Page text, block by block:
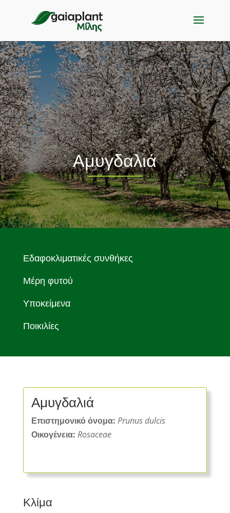
Αμυγδαλιά
Εδαφοκλιματικές συνθήκες
Μέρη φυτού
Υποκείμενα
Ποικιλίες
Αμυγδαλιά
Επιστημονικό όνομα: Prunus dulcis
Οικογένεια: Rosaceae
Κλίμα